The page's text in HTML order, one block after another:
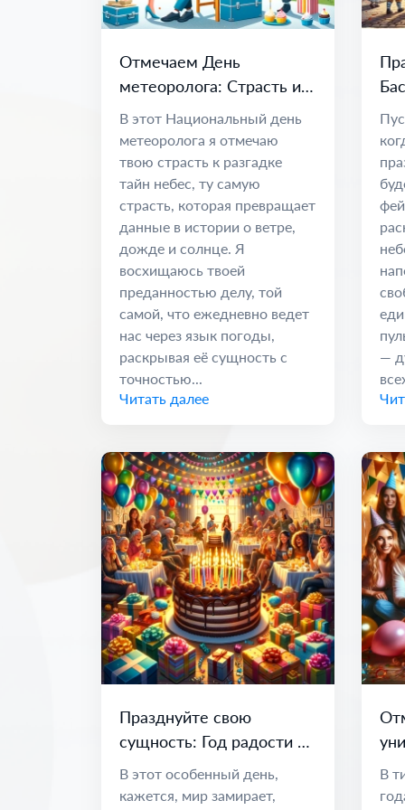
Отмечаем День
метеоролога: Страсть и
наука о климате
В этот Национальный день
метеоролога я отмечаю
твою страсть к разгадке
тайн небес, ту самую
страсть, которая превращает
данные в истории о ветре,
дожде и солнце. Я
восхищаюсь твоей
преданностью делу, той
самой, что ежедневно ведет
нас через язык погоды,
раскрывая её сущность с
точностью...
Читать далее
—
Празднуйте свою
сущность: Год радости и
возможностей
В этот особенный день,
кажется, мир замирает,
В